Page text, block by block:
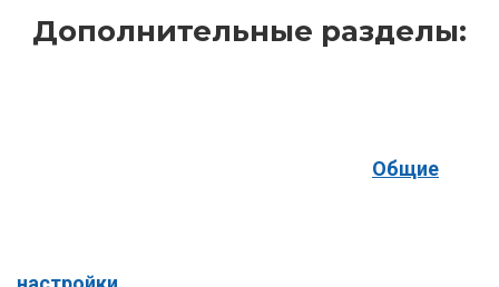
Дополнительные разделы:
Общие